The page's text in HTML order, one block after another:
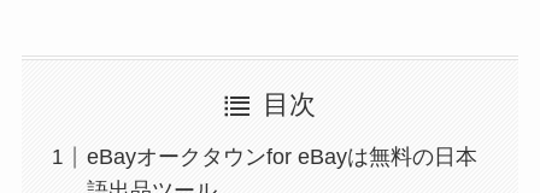
目次
eBayオークタウンfor eBayは無料の日本